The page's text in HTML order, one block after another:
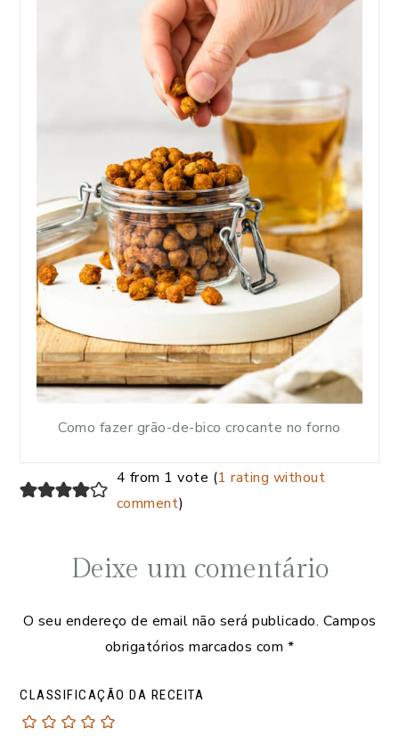
Como fazer grão-de-bico crocante no forno
4 from 1 vote (1 rating without
comment)
Deixe um comentário
O seu endereço de email não será publicado. Campos
obrigatórios marcados com *
CLASSIFICAÇÃO DA RECEITA